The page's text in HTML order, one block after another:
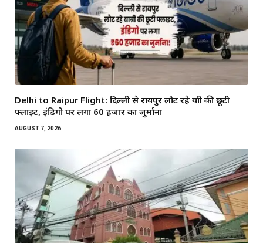
Delhi to Raipur Flight: दिल्ली से रायपुर लौट रहे यात्री की छूटी
फ्लाइट, इंडिगो पर लगा 60 हजार का जुर्माना
AUGUST 7, 2026